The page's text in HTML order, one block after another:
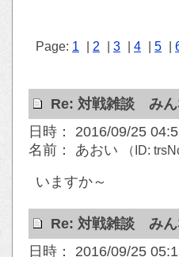
Page: 1 2 3 4 5
Re: 対戦雑談 みん
日時： 2016/09/25
名前： あおい
（ID:
いますか～
Re: 対戦雑談 みん
日時： 2016/09/25